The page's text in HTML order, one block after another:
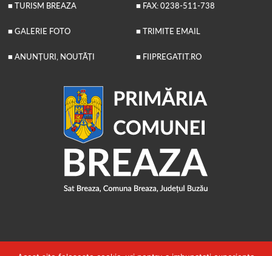
■ TURISM BREAZA
■ GALERIE FOTO
■ ANUNȚURI, NOUTĂȚI
■ FAX: 0238-511-738
■ TRIMITE EMAIL
■ FIIPREGATIT.RO